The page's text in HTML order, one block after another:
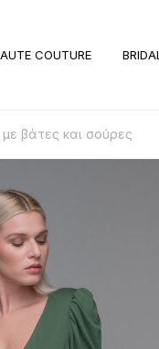
COUTURE BRIDAL
βάτες και σούρες